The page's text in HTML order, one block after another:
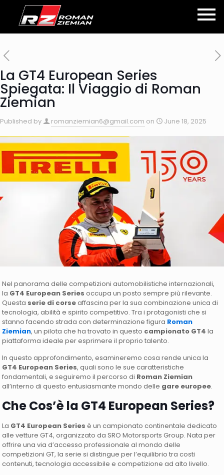
La GT4 European Series
Spiegata: Il Viaggio di Roman
Ziemian
Published by romanziemian6@gmail.com on June 18, 2025
Nel panorama delle competizioni automobilistiche internazionali,
la GT4 European Series occupa un posto sempre più rilevante.
Questa serie di corseaffascina per la sua combinazione unica di
tecnologia, abilità e spirito competitivo. Tra i protagonisti che si
stanno facendo strada con determinazione figura Roman
Ziemian, un pilota che ha trovato in questo campionato GT4 la
piattaforma ideale per esprimere il proprio talento.
In questo approfondimento, esamineremo cosa rende unica la
GT4 European Series, quali sono le sue caratteristiche
fondamentali, e seguiremo il percorso di Roman Ziemian
all’interno di questo entusiasmante mondo delle gare europee.
Che Cos’è la GT4 European Series?
La GT4 European Series è un campionato continentale dedicato
alle vetture GT4, organizzato da SRO Motorsports Group. Nata per
offrire una via d’accesso professionale al mondo delle
competizioni GT, la serie si distingue per l’equilibrio tra costi
contenuti, tecnologia accessibile e competizione ad alto livello.